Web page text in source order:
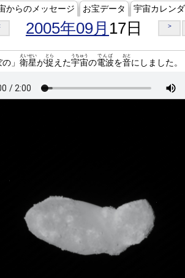
からのメッセージ お宝データ 宇宙カレン
2005年09月 17日 >
」 衛星
えいせい
が捉
とら
えた宇宙
うちゅう
の電波
でんぱ
を音
おと
にしました。